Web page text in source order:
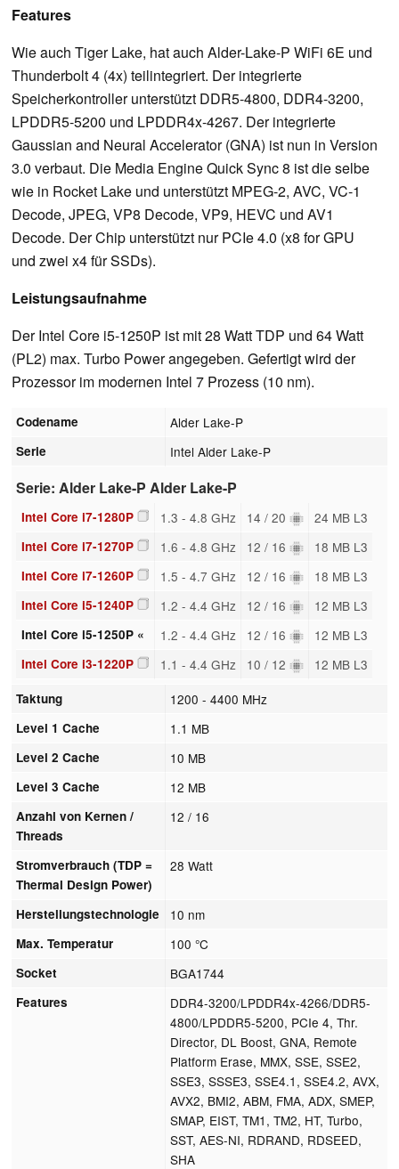
Features
Wie auch Tiger Lake, hat auch Alder-Lake-P WiFi 6E und
Thunderbolt 4 (4x) teilintegriert. Der integrierte
Speicherkontroller unterstützt DDR5-4800, DDR4-3200,
LPDDR5-5200 und LPDDR4x-4267. Der integrierte
Gaussian and Neural Accelerator (GNA) ist nun in Version
3.0 verbaut. Die Media Engine Quick Sync 8 ist die selbe
wie in Rocket Lake und unterstützt MPEG-2, AVC, VC-1
Decode, JPEG, VP8 Decode, VP9, HEVC und AV1
Decode. Der Chip unterstützt nur PCIe 4.0 (x8 for GPU
und zwei x4 für SSDs).
Leistungsaufnahme
Der Intel Core i5-1250P ist mit 28 Watt TDP und 64 Watt
(PL2) max. Turbo Power angegeben. Gefertigt wird der
Prozessor im modernen Intel 7 Prozess (10 nm).
Codename Alder Lake-P
Serie Intel Alder Lake-P
Serie: Alder Lake-P Alder Lake-P
Intel Core i7-1280P 1.3 - 4.8 GHz 14 / 20 24 MB L3
Intel Core i7-1270P 1.6 - 4.8 GHz 12 / 16 18 MB L3
Intel Core i7-1260P 1.5 - 4.7 GHz 12 / 16 18 MB L3
Intel Core i5-1240P 1.2 - 4.4 GHz 12 / 16 12 MB L3
Intel Core i5-1250P « 1.2 - 4.4 GHz 12 / 16 12 MB L3
Intel Core i3-1220P 1.1 - 4.4 GHz 10 / 12 12 MB L3
Taktung 1200 - 4400 MHz
Level 1 Cache 1.1 MB
Level 2 Cache 10 MB
Level 3 Cache 12 MB
Anzahl von Kernen /
Threads
12 / 16
Stromverbrauch (TDP =
Thermal Design Power)
28 Watt
Herstellungstechnologie 10 nm
Max. Temperatur 100 °C
Socket BGA1744
Features
DDR4-3200/LPDDR4x-4266/DDR5-
4800/LPDDR5-5200, PCIe 4, Thr.
Director, DL Boost, GNA, Remote
Platform Erase, MMX, SSE, SSE2,
SSE3, SSSE3, SSE4.1, SSE4.2, AVX,
AVX2, BMI2, ABM, FMA, ADX, SMEP,
SMAP, EIST, TM1, TM2, HT, Turbo,
SST, AES-NI, RDRAND, RDSEED,
SHA